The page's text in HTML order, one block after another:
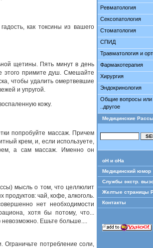
как токсины из вашего
щетины. Пять минут в день
этого примите душ. Смешайте
чтобы удалить омертвевшие
и упругой.
кожу.
попробуйте массаж. Причем
крем, и, если используете,
а сам массаж. Именно он
мысль о том, что целлюлит
чай, кофе, алкоголь.
нет необходимости
хотя бы потому, что...
Ешьте больше....
потребление соли,
Ревматология
Сексопатология
Стоматология
СПИД
Травматология и
Фармакотерапия
Хирургия
Эндокринология
Общие вопросы или
..другое
Медицинские
оН и оНа
Медицинский юмор
Службы экстр.
Желтые страницы
Контакты